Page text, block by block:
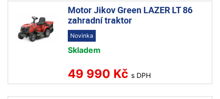
Motor Jikov Green LAZER LT 86
zahradní traktor
Novinka
Skladem
49 990 Kč s DPH